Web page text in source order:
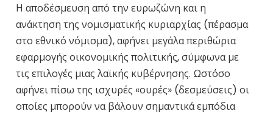
Η αποδέσμευση από την ευρωζώνη και η
ανάκτηση της νομισματικής κυριαρχίας (πέρασμα
στο εθνικό νόμισμα), αφήνει μεγάλα περιθώρια
εφαρμογής οικονομικής πολιτικής, σύμφωνα με
τις επιλογές μιας λαϊκής κυβέρνησης. Ωστόσο
αφήνει πίσω της ισχυρές «ουρές» (δεσμεύσεις) οι
οποίες μπορούν να βάλουν σημαντικά εμπόδια